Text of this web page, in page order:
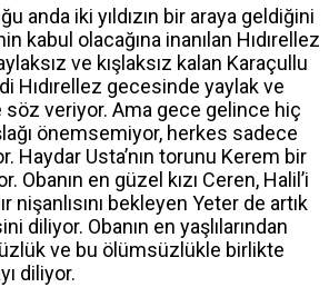
anda iki yıldızın bir araya geldiğini
kabul olacağına inanılan Hıdırellez
ve kışlaksız kalan Karaçullu
Hıdırellez gecesinde yaylak ve
söz veriyor. Ama gece gelince hiç
önemsemiyor, herkes sadece
Haydar Usta’nın torunu Kerem bir
Obanın en güzel kızı Ceren, Halil’i
nişanlısını bekleyen Yeter de artık
diliyor. Obanın en yaşlılarından
ve bu ölümsüzlükle birlikte
diliyor.